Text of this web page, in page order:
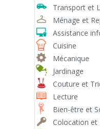
Transport et
Ménage et
Assistance
Cuisine
Mécanique
Jardinage
Couture et
Lecture
Bien-être et
Colocation